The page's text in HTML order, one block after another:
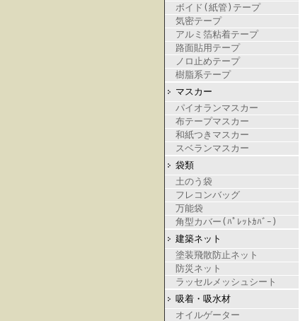
ボイド(紙管)テープ
気密テープ
アルミ箔粘着テープ
路面貼用テープ
ノロ止めテープ
樹脂系テープ
マスカー
パイオランマスカー
布テープマスカー
和紙つきマスカー
スベランマスカー
袋類
土のう袋
フレコンバッグ
万能袋
角型カバー(ﾊﾟﾚｯﾄｶﾊﾞｰ)
建築ネット
塗装飛散防止ネット
防災ネット
ラッセルメッシュシート
吸着・吸水材
オイルゲーター